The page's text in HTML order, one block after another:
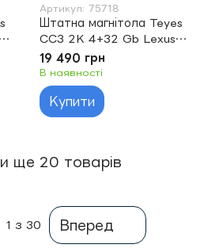
Артикул: 75718
Штатна магнітола Teyes
CC3 2K 4+32 Gb Lexus
CT CT200 CT200h 2010-
2018 9" (L1)
19 490 грн
В наявності
Купити
ще 20 товарів
1 з 30 Вперед